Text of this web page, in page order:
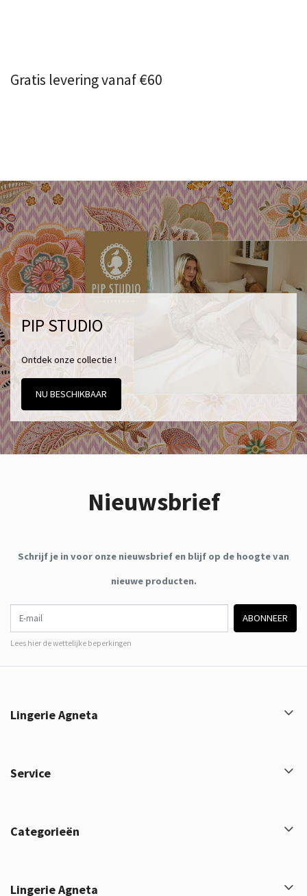
Gratis levering vanaf €60
PIP STUDIO
Ontdek onze collectie !
NU BESCHIKBAAR
Nieuwsbrief
Schrijf je in voor onze nieuwsbrief en blijf op de hoogte van
nieuwe producten.
ABONNEER
Lees hier de wettelijke beperkingen
Lingerie Agneta
Service
Categorieën
Lingerie Agneta